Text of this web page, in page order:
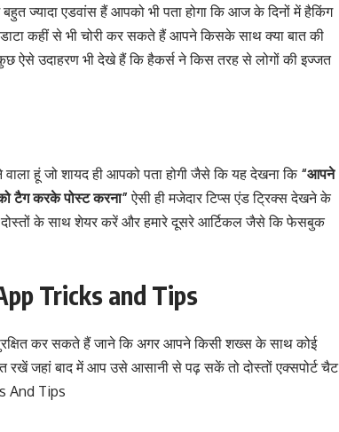
ज्यादा एडवांस हैं आपको भी पता होगा कि आज के दिनों में हैकिंग
कहीं से भी चोरी कर सकते हैं आपने किसके साथ क्या बात की
ऐसे उदाहरण भी देखे हैं कि हैकर्स ने किस तरह से लोगों की इज्जत
हूं जो शायद ही आपको पता होगी जैसे कि यह देखना कि “आपने
टैग करके पोस्ट करना” ऐसी ही मजेदार टिप्स एंड ट्रिक्स देखने के
के साथ शेयर करें और हमारे दूसरे आर्टिकल जैसे कि फेसबुक
Tricks and Tips
कर सकते हैं जाने कि अगर आपने किसी शख्स के साथ कोई
जहां बाद में आप उसे आसानी से पढ़ सकें तो दोस्तों एक्सपोर्ट चैट
And Tips